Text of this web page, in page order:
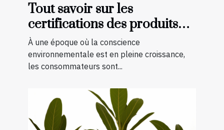
Tout savoir sur les
certifications des produits
bio et naturels
À une époque où la conscience
environnementale est en pleine croissance,
les consommateurs sont...